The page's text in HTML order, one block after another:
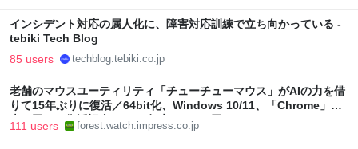
インシデント対応の属人化に、障害対応訓練で立ち向かっている -
tebiki Tech Blog
85 users techblog.tebiki.co.jp
老舗のマウスユーティリティ「チューチューマウス」がAIの力を借
りて15年ぶりに復活／64bit化、Windows 10/11、「Chrome」も
走り回る。復活記念で2026年末まで500円
111 users forest.watch.impress.co.jp